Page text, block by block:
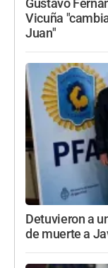
Gustavo
Vicuña
Juan"
Detuvieron a
de muerte a